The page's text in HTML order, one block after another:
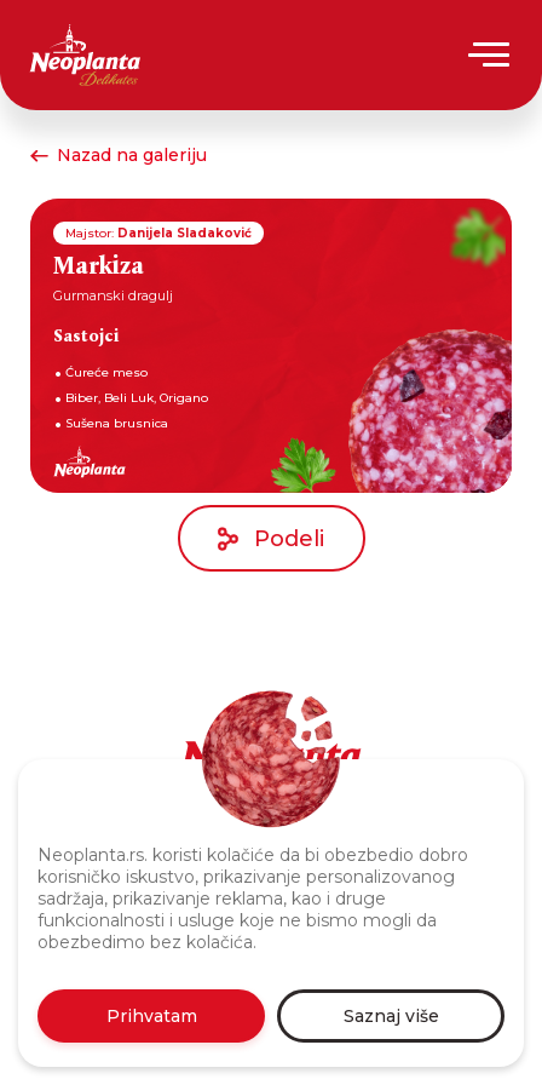
Neoplanta.rs. koristi kolačiće da bi obezbedio dobro
korisničko iskustvo, prikazivanje personalizovanog
sadržaja, prikazivanje reklama, kao i druge
funkcionalnosti i usluge koje ne bismo mogli da
obezbedimo bez kolačića.
Prihvatam Saznaj više
Nazad na galeriju
Majstor: Danijela Sladaković
Markiza
Gurmanski dragulj
Sastojci
Ćureće meso
Biber, Beli Luk, Origano
Sušena brusnica
Podeli
Politika privatnosti